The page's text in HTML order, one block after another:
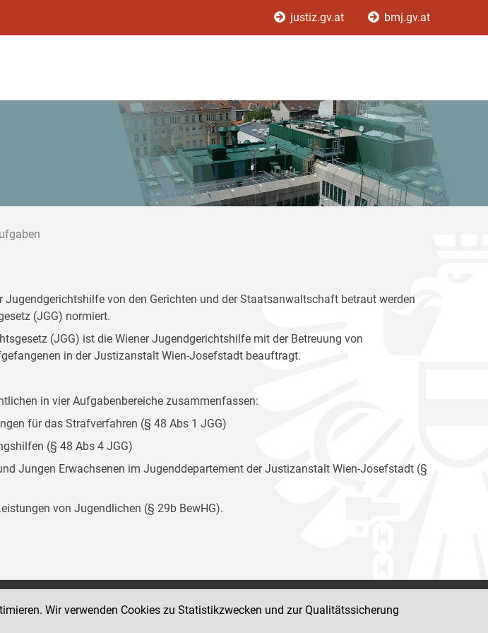
justiz.gv.at bmj.gv.at
Jugendgerichtshilfe von den Gerichten und der Staatsanwaltschaft betraut werden
(JGG) normiert.
(JGG) ist die Wiener Jugendgerichtshilfe mit der Betreuung von
in der Justizanstalt Wien-Josefstadt beauftragt.
in vier Aufgabenbereiche zusammenfassen:
für das Strafverfahren (§ 48 Abs 1 JGG)
(§ 48 Abs 4 JGG)
Jungen Erwachsenen im Jugenddepartement der Justizanstalt Wien-Josefstadt (§
von Jugendlichen (§ 29b BewHG).
Media Kanäle
Impressum
Wir verwenden Cookies zu Statistikzwecken und zur Qualitätssicherung